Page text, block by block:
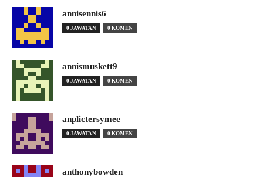
annisennis6
0 JAWATAN 0 KOMEN
annismuskett9
0 JAWATAN 0 KOMEN
anplictersymee
0 JAWATAN 0 KOMEN
anthonybowden